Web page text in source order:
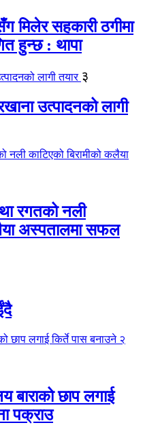
मिलेर सहकारी ठगीमा
हुन्छ : थापा
३
उत्पादनको लागी
रगतको नली
अस्पतालमा सफल
बाराको छाप लगाई
पक्राउ